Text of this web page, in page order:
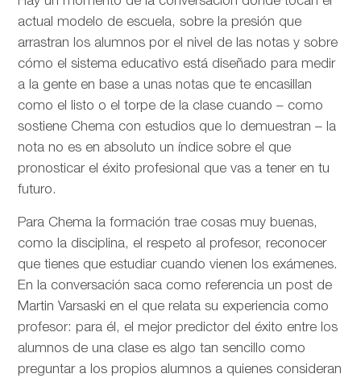
actual modelo de escuela, sobre la presión que
arrastran los alumnos por el nivel de las notas y sobre
cómo el sistema educativo está diseñado para medir
a la gente en base a unas notas que te encasillan
como el listo o el torpe de la clase cuando – como
sostiene Chema con estudios que lo demuestran – la
nota no es en absoluto un índice sobre el que
pronosticar el éxito profesional que vas a tener en tu
futuro.
Para Chema la formación trae cosas muy buenas,
como la disciplina, el respeto al profesor, reconocer
que tienes que estudiar cuando vienen los exámenes.
En la conversación saca como referencia un post de
Martin Varsaski en el que relata su experiencia como
profesor: para él, el mejor predictor del éxito entre los
alumnos de una clase es algo tan sencillo como
preguntar a los propios alumnos a quienes consideran